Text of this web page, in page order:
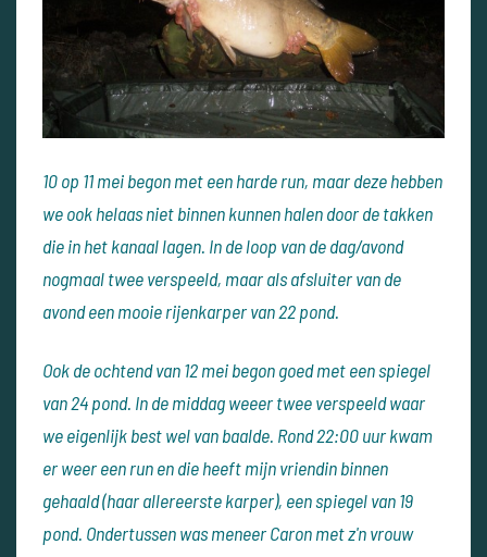
10 op 11 mei begon met een harde run, maar deze hebben
we ook helaas niet binnen kunnen halen door de takken
die in het kanaal lagen. In de loop van de dag/avond
nogmaal twee verspeeld, maar als afsluiter van de
avond een mooie rijenkarper van 22 pond.
Ook de ochtend van 12 mei begon goed met een spiegel
van 24 pond. In de middag weeer twee verspeeld waar
we eigenlijk best wel van baalde. Rond 22:00 uur kwam
er weer een run en die heeft mijn vriendin binnen
gehaald (haar allereerste karper), een spiegel van 19
pond. Ondertussen was meneer Caron met z'n vrouw